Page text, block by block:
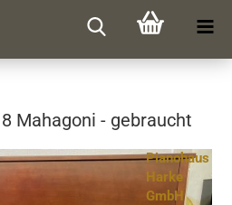
Ma­ha­go­ni - ge­braucht
Pianohaus
Harke
GmbH